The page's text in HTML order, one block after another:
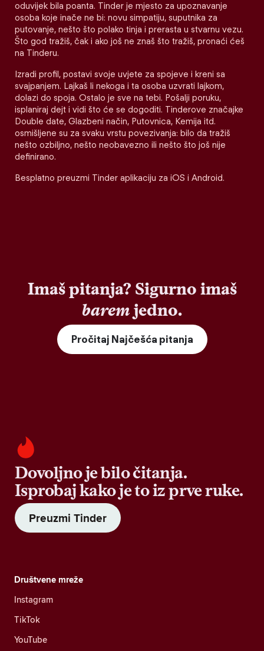
oduvijek bila poanta. Tinder je mjesto za upoznavanje
osoba koje inače ne bi: novu simpatiju, suputnika za
putovanje, nešto što polako tinja i prerasta u stvarnu vezu.
Što god tražiš, čak i ako još ne znaš što tražiš, pronaći ćeš
na Tinderu.
Izradi profil, postavi svoje uvjete za spojeve i kreni sa
svajpanjem. Lajkaš li nekoga i ta osoba uzvrati lajkom,
dolazi do spoja. Ostalo je sve na tebi. Pošalji poruku,
isplaniraj dejt i vidi što će se dogoditi. Tinderove značajke
Double date, Glazbeni način, Putovnica, Kemija itd.
osmišljene su za svaku vrstu povezivanja: bilo da tražiš
nešto ozbiljno, nešto neobavezno ili nešto što još nije
definirano.
Besplatno preuzmi Tinder aplikaciju za iOS i Android.
Imaš pitanja? Sigurno imaš
baremjedno.
Pročitaj Najčešća pitanja
Dovoljno je bilo čitanja.
Isprobaj kako je to iz prve ruke.
Preuzmi Tinder
Društvene mreže
Instagram
TikTok
YouTube